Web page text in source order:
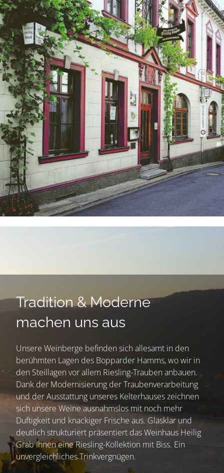
Tradition & Moderne
machen uns aus
Unsere Weinberge befinden sich allesamt in den
berühmten Lagen des Bopparder Hamms, wo wir in
den Steillagen vor allem Riesling-Trauben anbauen.
Dank der Modernisierung der Traubenverarbeitung
und der Ausstattung unseres Kelterhauses zeichnen
sich unsere Weine ausnahmslos mit noch mehr
Duftigkeit und knackiger Frische aus. Glasklar und
deutlich strukturiert präsentiert das Weinhaus Heilig
Grab Ihnen eine Riesling-Kollektion mit Biss. Ein
unvergleichliches Trinkvergnügen.